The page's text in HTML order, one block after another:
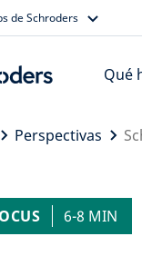
de Schroders
Qué
Perspectivas
6-8 MIN